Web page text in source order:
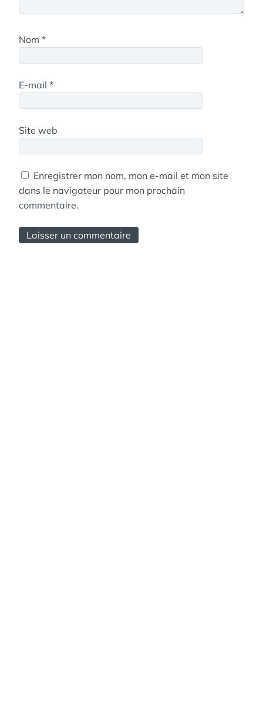
Nom *
E-mail *
Site web
Enregistrer mon nom, mon e-mail et mon site
dans le navigateur pour mon prochain
commentaire.